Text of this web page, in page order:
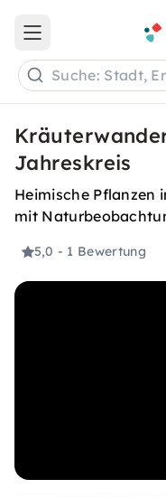
Open main menu
Suche: Stadt,
Jahreskreis
Heimische Pflanzen
mit
5,0 - 1 Bewertung